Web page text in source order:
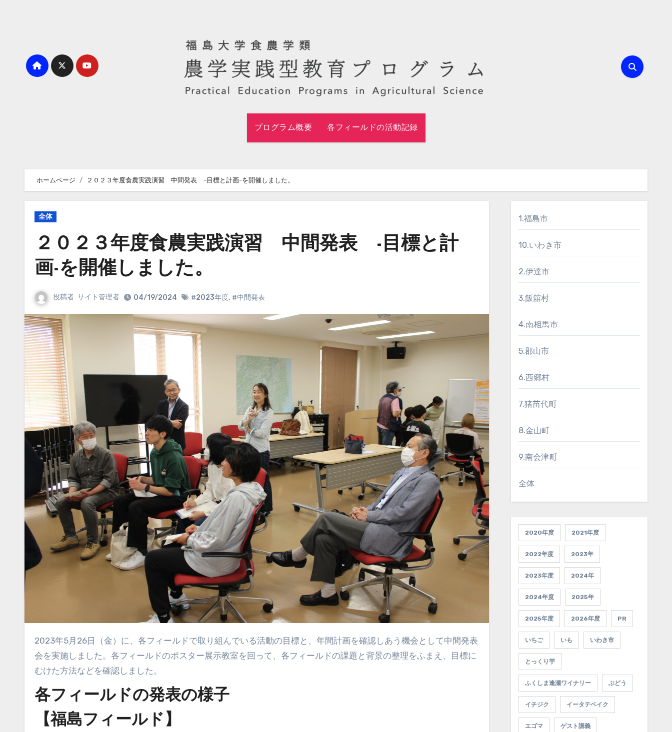
プログラム概要 各フィールドの活動記録
ホームページ ２０２３年度食農実践演習 中間発表 -目標と計画-を開催しました。
全体
２０２３年度食農実践演習 中間発表 -目標と計
画-を開催しました。
投稿者 サイト管理者 04/19/2024 #2023年度, #中間発表
2023年5月26日（金）に、各フィールドで取り組んでいる活動の目標と、年間計画を確認しあう機会として中間発表
会を実施しました。各フィールドのポスター展示教室を回って、各フィールドの課題と背景の整理をふまえ、目標に
むけた方法などを確認しました。
各フィールドの発表の様子
【福島フィールド】
1.福島市
10.いわき市
2.伊達市
3.飯舘村
4.南相馬市
5.郡山市
6.西郷村
7.猪苗代町
8.金山町
9.南会津町
全体
2020年度 2021年度
2022年度 2023年
2023年度 2024年
2024年度 2025年
2025年度 2026年度 PR
いちご いも いわき市
とっくり芋
ふくしま逢瀬ワイナリー ぶどう
イチジク イータテベイク
エゴマ ゲスト講義